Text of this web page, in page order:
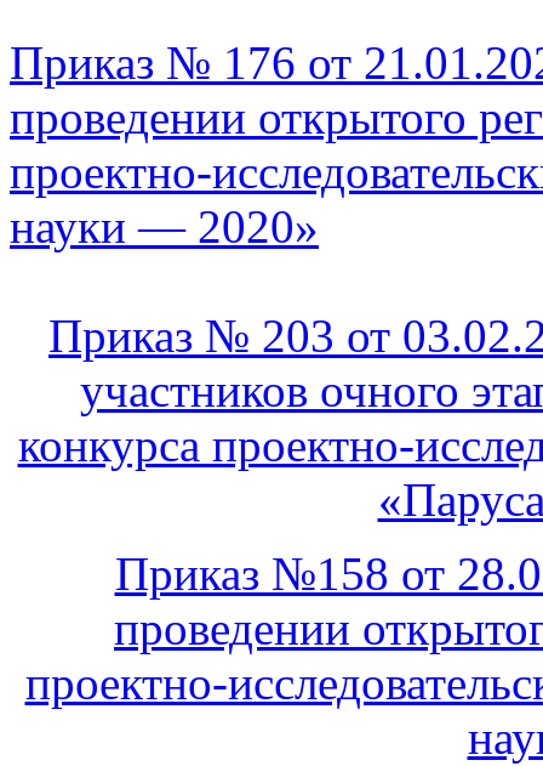
Приказ № 176 от
проведении открытого
проектно-
науки — 2020»
Приказ № 203 от
участников очного
конкурса проектно-
Приказ №158 от
проведении
проектно-